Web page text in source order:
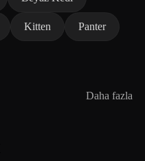
Kitten Panter
Daha fazla